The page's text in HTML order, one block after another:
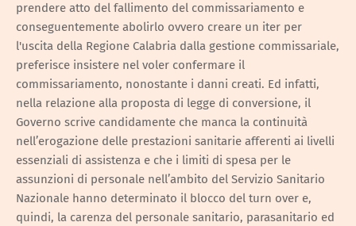
prendere atto del fallimento del commissariamento e
conseguentemente abolirlo ovvero creare un iter per
l'uscita della Regione Calabria dalla gestione commissariale,
preferisce insistere nel voler confermare il
commissariamento, nonostante i danni creati. Ed infatti,
nella relazione alla proposta di legge di conversione, il
Governo scrive candidamente che manca la continuità
nell’erogazione delle prestazioni sanitarie afferenti ai livelli
essenziali di assistenza e che i limiti di spesa per le
assunzioni di personale nell’ambito del Servizio Sanitario
Nazionale hanno determinato il blocco del turn over e,
quindi, la carenza del personale sanitario, parasanitario ed